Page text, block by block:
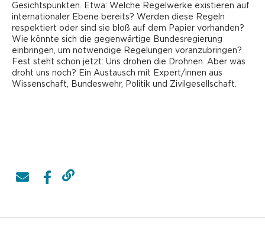
Gesichtspunkten. Etwa: Welche Regelwerke existieren auf
internationaler Ebene bereits? Werden diese Regeln
respektiert oder sind sie bloß auf dem Papier vorhanden?
Wie könnte sich die gegenwärtige Bundesregierung
einbringen, um notwendige Regelungen voranzubringen?
Fest steht schon jetzt: Uns drohen die Drohnen. Aber was
droht uns noch? Ein Austausch mit Expert/innen aus
Wissenschaft, Bundeswehr, Politik und Zivilgesellschaft.